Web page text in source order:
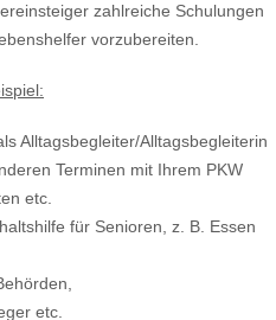
zahlreiche Schulungen
vorzubereiten.
Alltagsbegleiter/Alltagsbegleiterin
Terminen mit Ihrem PKW
etc.
für Senioren, z. B. Essen
etc.